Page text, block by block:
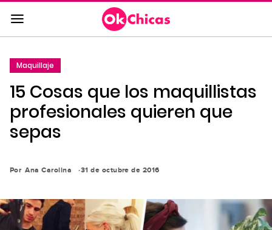
Saltar
al
contenido
la
navegación
principal
Maquillaje
15 Cosas que los maquillistas
profesionales quieren que
sepas
Por Ana Carolina 31 de octubre de 2016